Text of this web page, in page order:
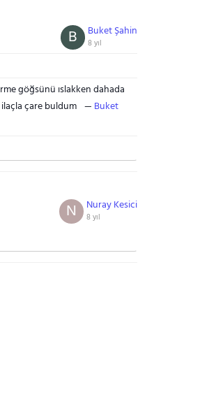
Buket Şahin
8 yıl
B
göğsünü ıslakken dahada
çare buldum
Buket
Nuray Kesici
8 yıl
N